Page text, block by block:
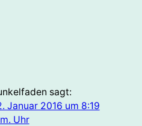
sagt:
Januar 2016 um 8:19
Uhr